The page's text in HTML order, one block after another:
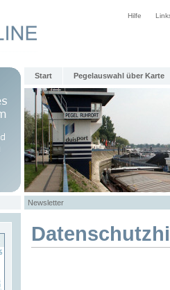
Hilfe
Start Pegelauswahl über Karte
Newsletter